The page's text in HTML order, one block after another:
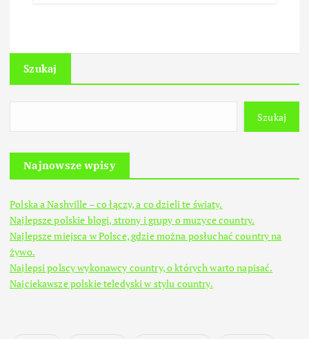
Szukaj
Szukaj
Najnowsze wpisy
Polska a Nashville – co łączy, a co dzieli te światy.
Najlepsze polskie blogi, strony i grupy o muzyce country.
Najlepsze miejsca w Polsce, gdzie można posłuchać country na
żywo.
Najlepsi polscy wykonawcy country, o których warto napisać.
Najciekawsze polskie teledyski w stylu country.